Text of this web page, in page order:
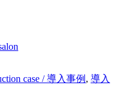
case / 導入事例 , 導入